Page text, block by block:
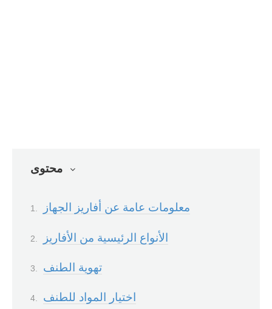
محتوى
معلومات عامة عن أفاريز الجهاز
الأنواع الرئيسية من الأفاريز
تهوية الطنف
اختيار المواد للطنف